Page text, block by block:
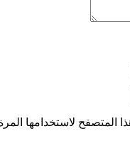
المتصفح لاستخدامها